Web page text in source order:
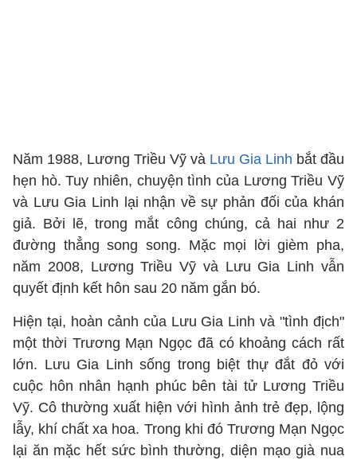
Năm 1988, Lương Triều Vỹ và Lưu Gia Linh bắt đầu
hẹn hò. Tuy nhiên, chuyện tình của Lương Triều Vỹ
và Lưu Gia Linh lại nhận về sự phản đối của khán
giả. Bởi lẽ, trong mắt công chúng, cả hai như 2
đường thẳng song song. Mặc mọi lời gièm pha,
năm 2008, Lương Triều Vỹ và Lưu Gia Linh vẫn
quyết định kết hôn sau 20 năm gắn bó.
Hiện tại, hoàn cảnh của Lưu Gia Linh và "tình địch"
một thời Trương Mạn Ngọc đã có khoảng cách rất
lớn. Lưu Gia Linh sống trong biệt thự đắt đỏ với
cuộc hôn nhân hạnh phúc bên tài tử Lương Triều
Vỹ. Cô thường xuất hiện với hình ảnh trẻ đẹp, lộng
lẫy, khí chất xa hoa. Trong khi đó Trương Mạn Ngọc
lại ăn mặc hết sức bình thường, diện mạo già nua